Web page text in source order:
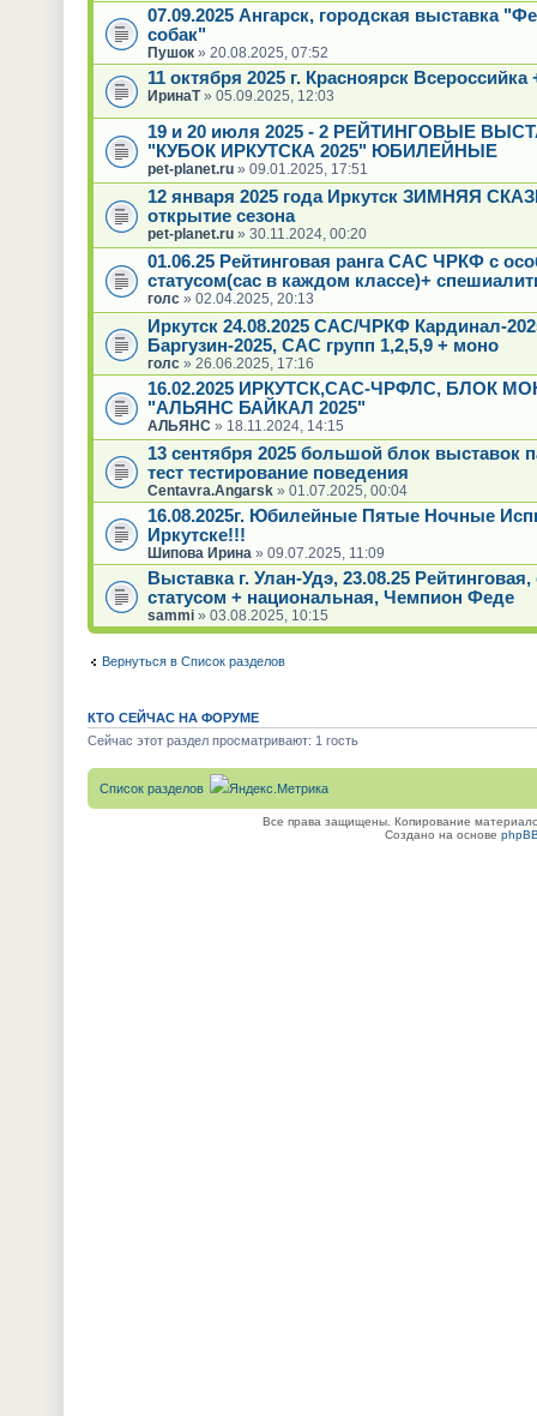
07.09.2025 Ангарск, городская выставка
собак"
Пушок» 20.08.2025, 07:52
11 октября 2025 г. Красноярск Всероссийка
ИринаТ» 05.09.2025, 12:03
19 и 20 июля 2025 - 2 РЕЙТИНГОВЫЕ
"КУБОК ИРКУТСКА 2025" ЮБИЛЕЙНЫЕ
pet-planet.ru» 09.01.2025, 17:51
12 января 2025 года Иркутск ЗИМНЯЯ
открытие сезона
pet-planet.ru» 30.11.2024, 00:20
01.06.25 Рейтинговая ранга САС ЧРКФ с
статусом(сас в каждом классе)+
голс» 02.04.2025, 20:13
Иркутск 24.08.2025 САС/ЧРКФ Кардинал-
Баргузин-2025, САС групп 1,2,5,9 + моно
голс» 26.06.2025, 17:16
16.02.2025 ИРКУТСК,САС-ЧРФЛС, БЛОК
"АЛЬЯНС БАЙКАЛ 2025"
АЛЬЯНС » 18.11.2024, 14:15
13 сентября 2025 большой блок выставок
тест тестирование поведения
Centavra.Angarsk» 01.07.2025, 00:04
16.08.2025г. Юбилейные Пятые Ночные
Иркутске!!!
Шипова Ирина » 09.07.2025, 11:09
Выставка г. Улан-Удэ, 23.08.25
статусом + национальная, Чемпион Феде
sammi» 03.08.2025, 10:15
Вернуться в Список разделов
КТО СЕЙЧАС НА ФОРУМЕ
Сейчас этот раздел просматривают: 1 гость
Список разделов
Все права защищены. Копирование
Создано на основе